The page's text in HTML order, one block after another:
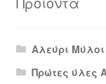
Αλεύρι
Πρώτες ύλες